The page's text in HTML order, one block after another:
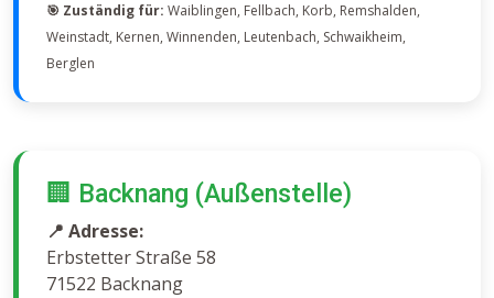
🎯 Zuständig für: Waiblingen, Fellbach, Korb, Remshalden,
Weinstadt, Kernen, Winnenden, Leutenbach, Schwaikheim,
Berglen
🏢 Backnang (Außenstelle)
📍 Adresse:
Erbstetter Straße 58
71522 Backnang